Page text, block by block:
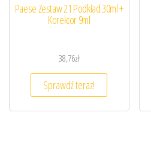
Paese Zestaw 21 Podkład 30ml +
Korektor 9ml
38,76zł
Sprawdź teraz!